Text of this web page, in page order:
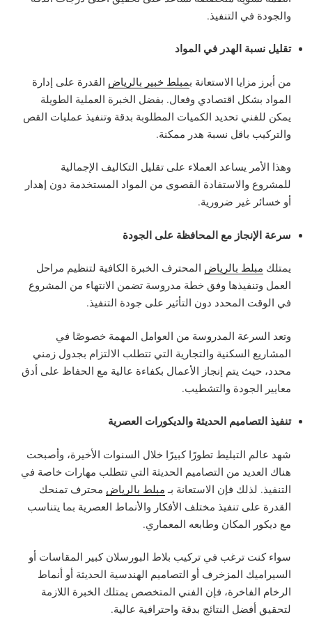
والجودة في التنفيذ.
تقليل نسبة الهدر في المواد
من أبرز مزايا الاستعانة بمبلط خبير بالرياض القدرة على إدارة
المواد بشكل اقتصادي وفعال. بفضل الخبرة العملية الطويلة
يمكن للفني تحديد الكميات المطلوبة بدقة وتنفيذ عمليات القص
والتركيب باقل نسبة هدر ممكنة.
وهذا الأمر يساعد العملاء على تقليل التكاليف الإجمالية
للمشروع والاستفادة القصوى من المواد المستخدمة دون إهدار
أو خسائر غير ضرورية.
سرعة الإنجاز مع المحافظة على الجودة
يمتلك مبلط بالرياض المحترف الخبرة الكافية لتنظيم مراحل
العمل وتنفيذها وفق خطة مدروسة تضمن الانتهاء من المشروع
في الوقت المحدد دون التأثير على جودة التنفيذ.
وتعد السرعة المدروسة من العوامل المهمة خصوصًا في
المشاريع السكنية والتجارية التي تتطلب الالتزام بجدول زمني
محدد، حيث يتم إنجاز الأعمال بكفاءة عالية مع الحفاظ على أدق
معايير الجودة والتشطيب.
تنفيذ التصاميم الحديثة والديكورات العصرية
شهد عالم التبليط تطورًا كبيرًا خلال السنوات الأخيرة، وأصبحت
هناك العديد من التصاميم الحديثة التي تتطلب مهارات خاصة في
التنفيذ. لذلك فإن الاستعانة بـ مبلط بالرياض محترف تمنحك
القدرة على تنفيذ مختلف الأفكار والأنماط العصرية بما يتناسب
مع ديكور المكان وطابعه المعماري.
سواء كنت ترغب في تركيب بلاط البورسلان كبير المقاسات أو
السيراميك المزخرف أو التصاميم الهندسية الحديثة أو أنماط
الرخام الفاخرة، فإن الفني المتخصص يمتلك الخبرة اللازمة
لتحقيق أفضل النتائج بدقة واحترافية عالية.